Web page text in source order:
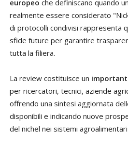
europeo che definiscano quando
realmente essere considerato
di protocolli condivisi rappresenta
sfide future per garantire
tutta la filiera.
La review costituisce un
per ricercatori, tecnici, aziende
offrendo una sintesi aggiornata
disponibili e indicando nuove
del nichel nei sistemi